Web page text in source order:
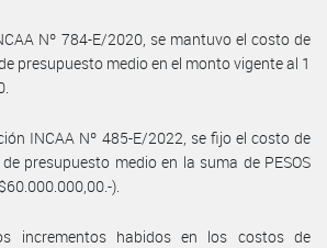
Nº 784-E/2020, se mantuvo el costo de
presupuesto medio en el monto vigente al 1
INCAA Nº 485-E/2022, se fijo el costo de
presupuesto medio en la suma de PESOS
).
incrementos habidos en los costos de